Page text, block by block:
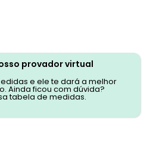
provador virtual
e ele te dará a melhor
Ainda ficou com dúvida?
tabela de medidas.